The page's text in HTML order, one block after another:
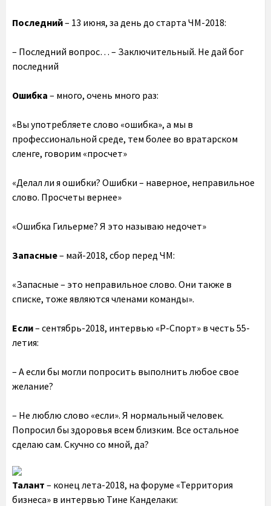
Последний– 13 июня, за день до старта ЧМ-2018:
– Последний вопрос… – Заключительный. Не дай бог
последний
Ошибка – много, очень много раз:
«Вы употребляете слово «ошибка», а мы в
профессиональной среде, тем более во вратарском
сленге, говорим «просчет»
«Делал ли я ошибки? Ошибки – наверное, неправильное
слово. Просчеты вернее»
«Ошибка Гильерме? Я это называю недочет»
Запасные– май-2018, сбор перед ЧМ:
«Запасные – это неправильное слово. Они также в
списке, тоже являются членами команды».
Если– сентябрь-2018, интервью «Р-Спорт» в честь 55-
летия:
– А если бы могли попросить выполнить любое свое
желание?
– Не люблю слово «если». Я нормальный человек.
Попросил бы здоровья всем близким. Все остальное
сделаю сам. Скучно со мной, да?
Талант – конец лета-2018, на форуме «Территория
бизнеса» в интервью Тине Канделаки: